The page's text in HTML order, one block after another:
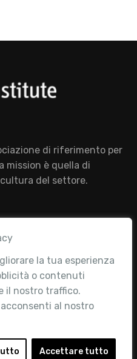
la tua esperienza
o contenuti
il nostro traffico.
al nostro
Accettare tutto
di riferimento per
mission è quella di
del settore.